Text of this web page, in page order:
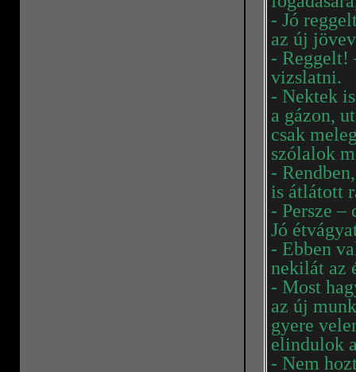
- Jó
az új
- Reggelt!
vizslatni.
- Nektek
a gázon,
csak
szólalok
-
is átlátott
- Persze –
Jó
- Ebben
nekilát az
- Most
az új
gyere
elindulok
- Nem